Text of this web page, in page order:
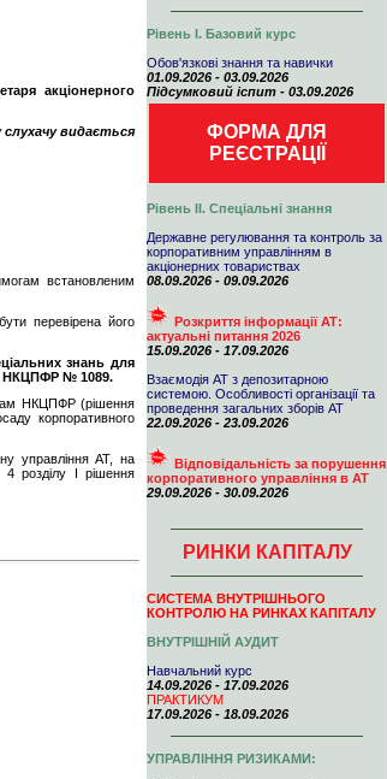
акціонерного
видається
встановленим
перевірена його
знань для
НКЦПФР № 1089.
НКЦПФР (рішення
корпоративного
управління АТ, на
розділу І рішення
Рівень І. Базовий курс
Обов'язкові знання та навички
01.09.2026 - 03.09.2026
Підсумковий іспит - 03.09.2026
ФОРМА ДЛЯ
РЕЄСТРАЦІЇ
Рівень ІІ. Спеціальні знання
Державне регулювання та контроль за
корпоративним управлінням в
акціонерних товариствах
08.09.2026 - 09.09.2026
Розкриття інформації АТ:
актуальні питання 2026
15.09.2026 - 17.09.2026
Взаємодія АТ з депозитарною
системою. Особливості організації та
проведення загальних зборів АТ
22.09.2026 - 23.09.2026
Відповідальність за порушення
корпоративного управління в АТ
29.09.2026 - 30.09.2026
РИНКИ КАПІТАЛУ
СИСТЕМА ВНУТРІШНЬОГО
КОНТРОЛЮ НА РИНКАХ КАПІТАЛУ
ВНУТРІШНІЙ АУДИТ
Навчальний курс
14.09.2026 - 17.09.2026
ПРАКТИКУМ
17.09.2026 - 18.09.2026
УПРАВЛІННЯ РИЗИКАМИ: